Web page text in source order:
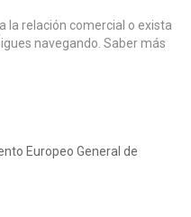
la relación comercial o exista
navegando. Saber más
Europeo General de